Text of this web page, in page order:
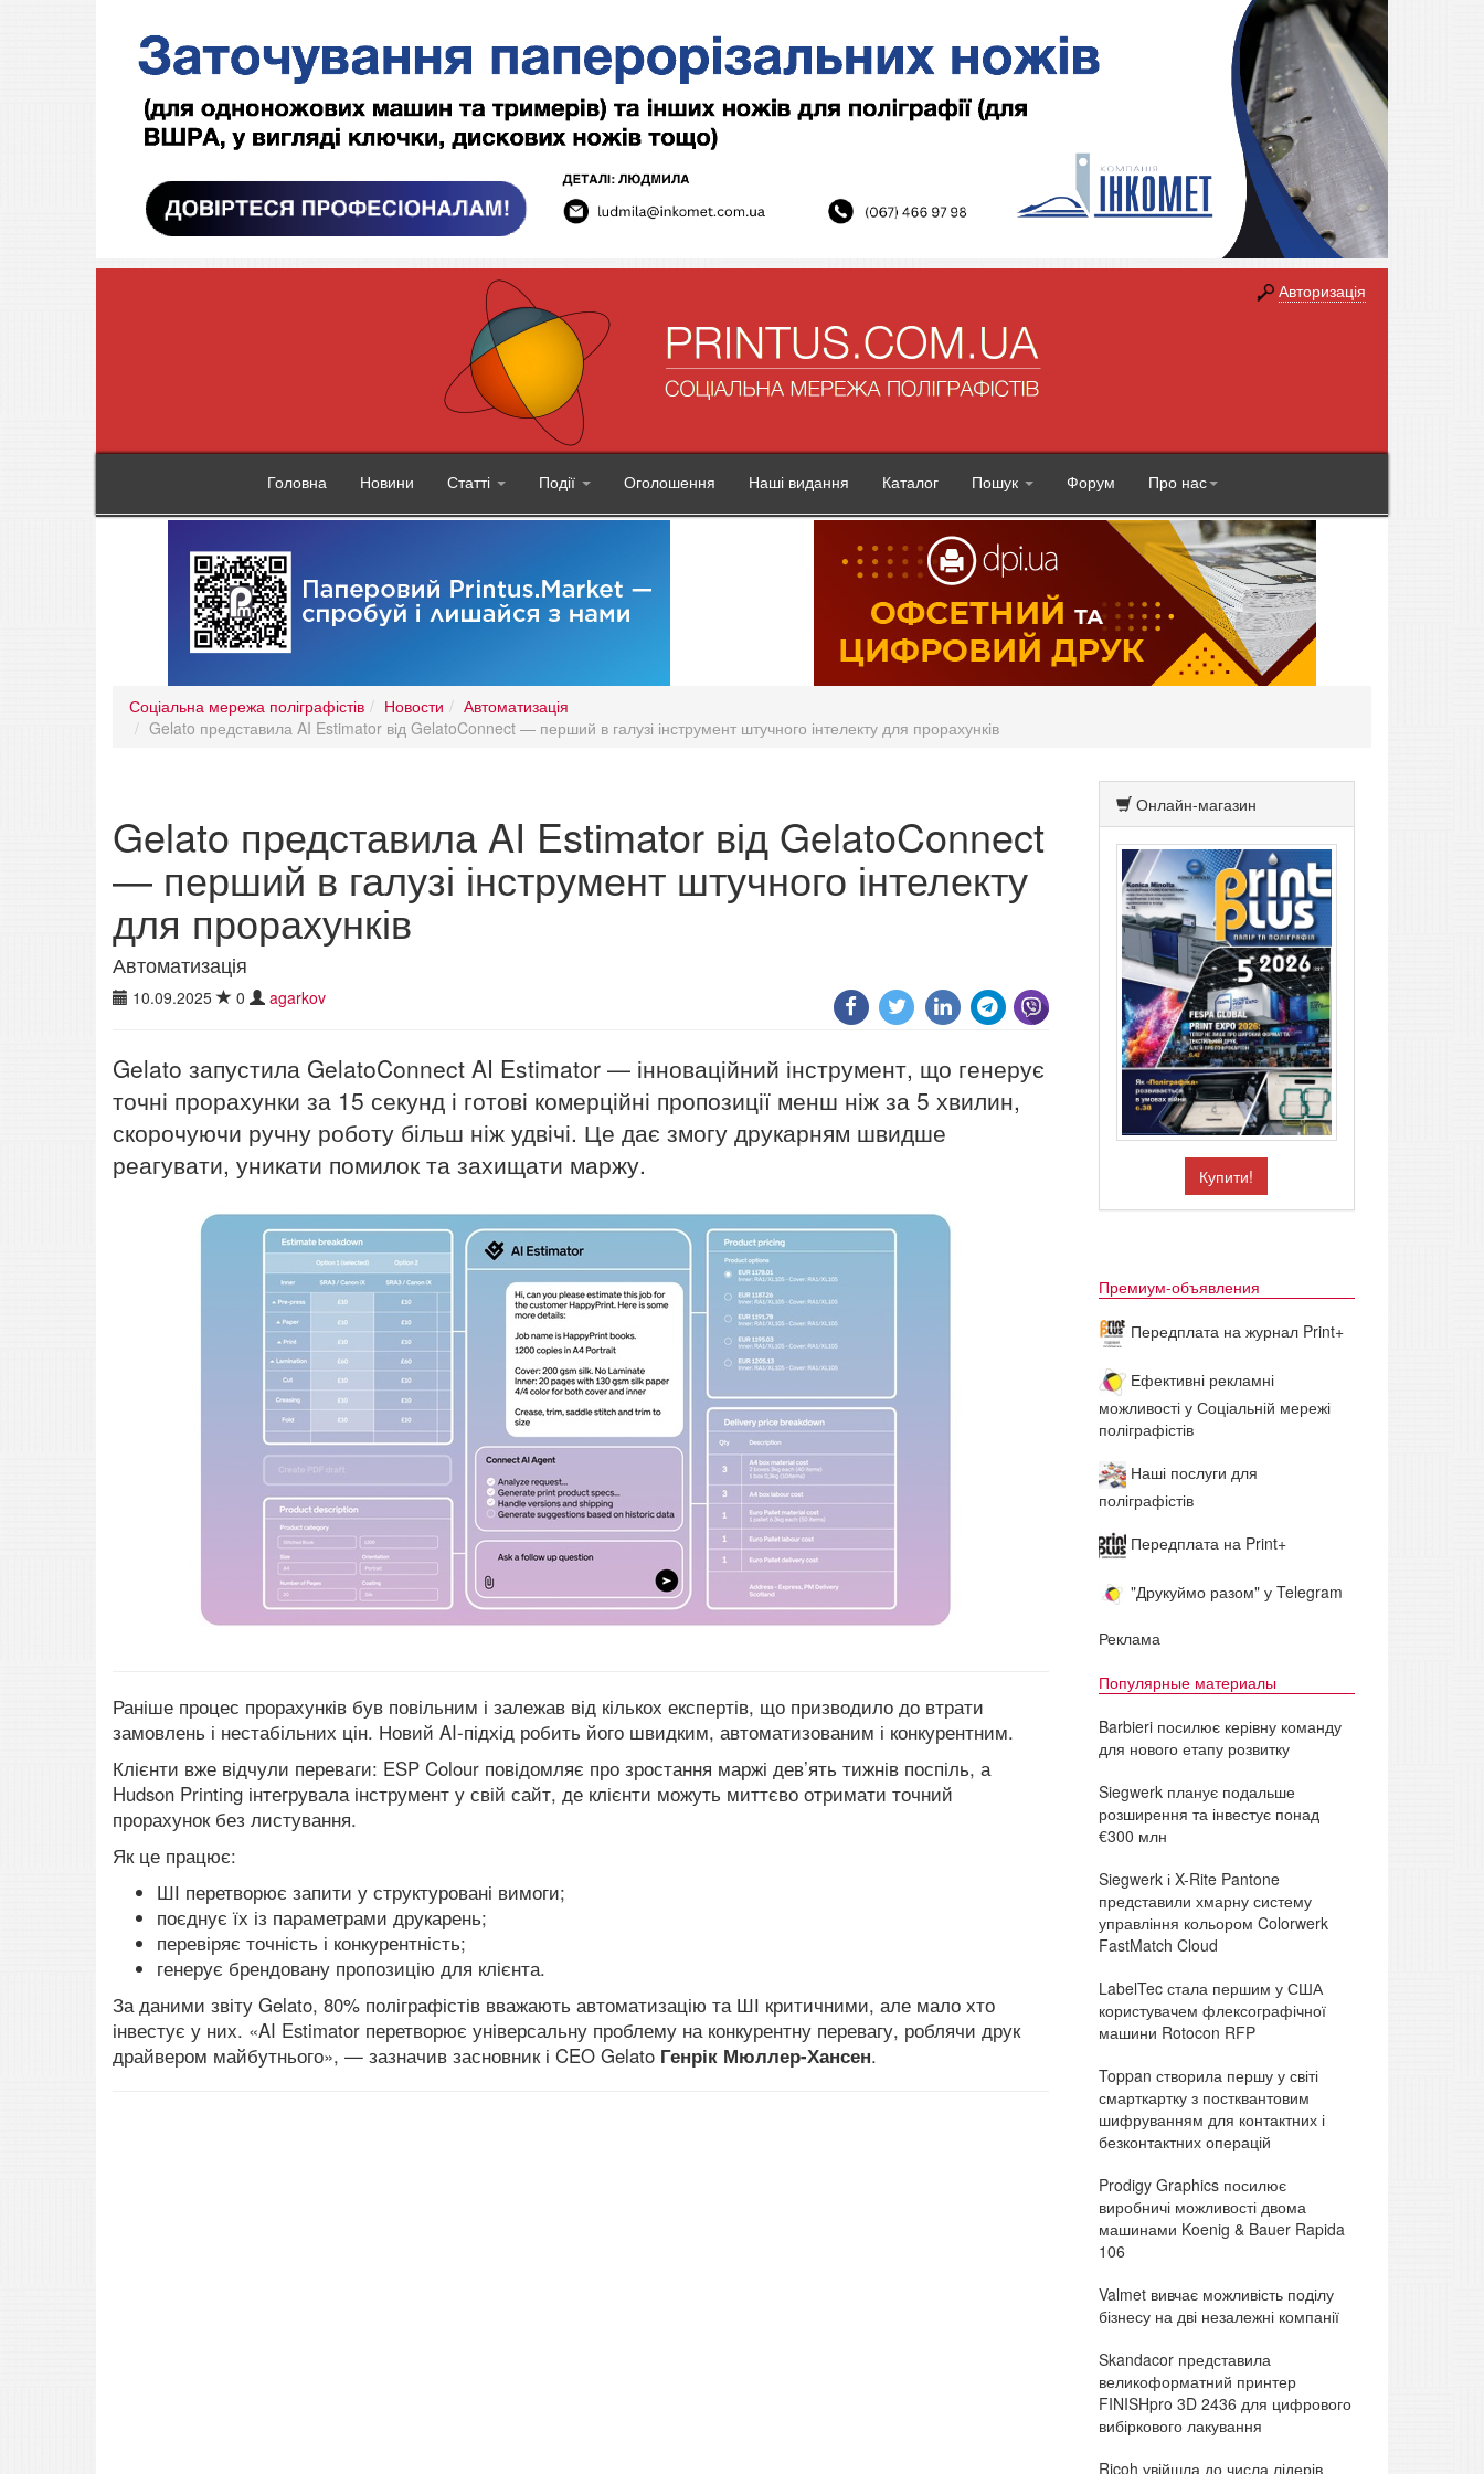
Авторизація
Головна Новини Статті Події Оголошення Наші видання Каталог Пошук Форум Про нас
Соціальна мережа поліграфістів Новости
Автоматизація
Gelato представила AI Estimator від GelatoConnect — перший в галузі інструмент штучного інтелекту для прорахунків
Gelato представила AI Estimator від GelatoConnect
— перший в галузі інструмент штучного інтелекту
для прорахунків
Автоматизація
10.09.2025 0 agarkov
Gelato запустила GelatoConnect AI Estimator — інноваційний інструмент, що генерує
точні прорахунки за 15 секунд і готові комерційні пропозиції менш ніж за 5 хвилин,
скорочуючи ручну роботу більш ніж удвічі. Це дає змогу друкарням швидше
реагувати, уникати помилок та захищати маржу.
Раніше процес прорахунків був повільним і залежав від кількох експертів, що призводило до втрати
замовлень і нестабільних цін. Новий AI-підхід робить його швидким, автоматизованим і конкурентним.
Клієнти вже відчули переваги: ESP Colour повідомляє про зростання маржі дев’ять тижнів поспіль, а
Hudson Printing інтегрувала інструмент у свій сайт, де клієнти можуть миттєво отримати точний
прорахунок без листування.
Як це працює:
ШІ перетворює запити у структуровані вимоги;
поєднує їх із параметрами друкарень;
перевіряє точність і конкурентність;
генерує брендовану пропозицію для клієнта.
За даними звіту Gelato, 80% поліграфістів вважають автоматизацію та ШІ критичними, але мало хто
інвестує у них. «AI Estimator перетворює універсальну проблему на конкурентну перевагу, роблячи друк
драйвером майбутнього», — зазначив засновник і CEO Gelato Генрік Мюллер-Хансен.
Онлайн-магазин
Купити!
Премиум-объявления
Передплата на журнал Print+
Ефективні рекламні
можливості у Соціальній мережі
поліграфістів
Наші послуги для
поліграфістів
Передплата на Print+
"Друкуймо разом" у Telegram
Реклама
Популярные материалы
Barbieri посилює керівну команду
для нового етапу розвитку
Siegwerk планує подальше
розширення та інвестує понад
€300 млн
Siegwerk і X-Rite Pantone
представили хмарну систему
управління кольором Colorwerk
FastMatch Cloud
LabelTec стала першим у США
користувачем флексографічної
машини Rotocon RFP
Toppan створила першу у світі
смарткартку з постквантовим
шифруванням для контактних і
безконтактних операцій
Prodigy Graphics посилює
виробничі можливості двома
машинами Koenig & Bauer Rapida
106
Valmet вивчає можливість поділу
бізнесу на дві незалежні компанії
Skandacor представила
великоформатний принтер
FINISHpro 3D 2436 для цифрового
вибіркового лакування
Ricoh увійшла до числа лідерів